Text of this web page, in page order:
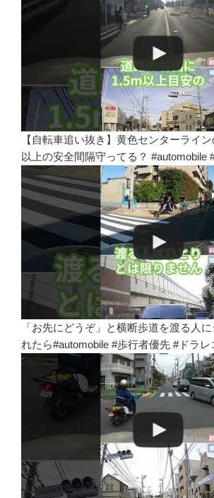
【自転車追い抜き】黄色センターライ
以上の安全間隔守ってる？ #automobile
「お先にどうぞ」と横断歩道を渡る人
れたら#automobile #歩行者優先 #ドラレ